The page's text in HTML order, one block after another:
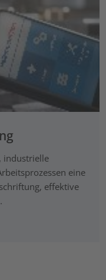
industrielle
eine
effektive